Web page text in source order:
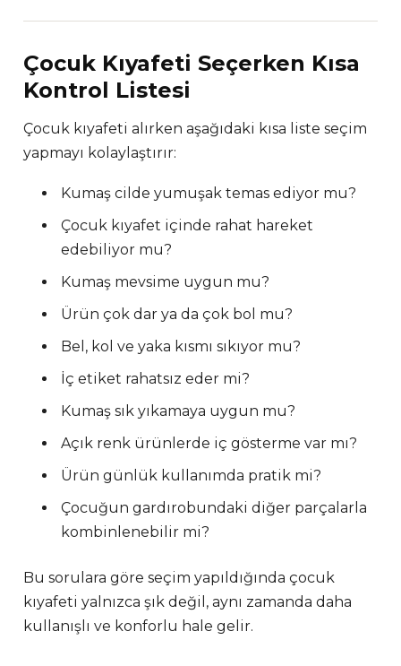
Çocuk Kıyafeti Seçerken Kısa
Kontrol Listesi
Çocuk kıyafeti alırken aşağıdaki kısa liste seçim
yapmayı kolaylaştırır:
Kumaş cilde yumuşak temas ediyor mu?
Çocuk kıyafet içinde rahat hareket
edebiliyor mu?
Kumaş mevsime uygun mu?
Ürün çok dar ya da çok bol mu?
Bel, kol ve yaka kısmı sıkıyor mu?
İç etiket rahatsız eder mi?
Kumaş sık yıkamaya uygun mu?
Açık renk ürünlerde iç gösterme var mı?
Ürün günlük kullanımda pratik mi?
Çocuğun gardırobundaki diğer parçalarla
kombinlenebilir mi?
Bu sorulara göre seçim yapıldığında çocuk
kıyafeti yalnızca şık değil, aynı zamanda daha
kullanışlı ve konforlu hale gelir.